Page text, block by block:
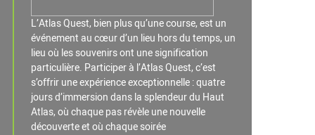
L’Atlas Quest, bien plus qu’une course, est un
événement au cœur d’un lieu hors du temps, un
lieu où les souvenirs ont une signification
particulière. Participer à l’Atlas Quest, c’est
s’offrir une expérience exceptionnelle : quatre
jours d’immersion dans la splendeur du Haut
Atlas, où chaque pas révèle une nouvelle
découverte et où chaque soirée